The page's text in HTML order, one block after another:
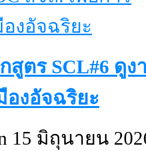
ตร SCL#6 ดูง
งอัจฉริยะ
15 มิถุนายน